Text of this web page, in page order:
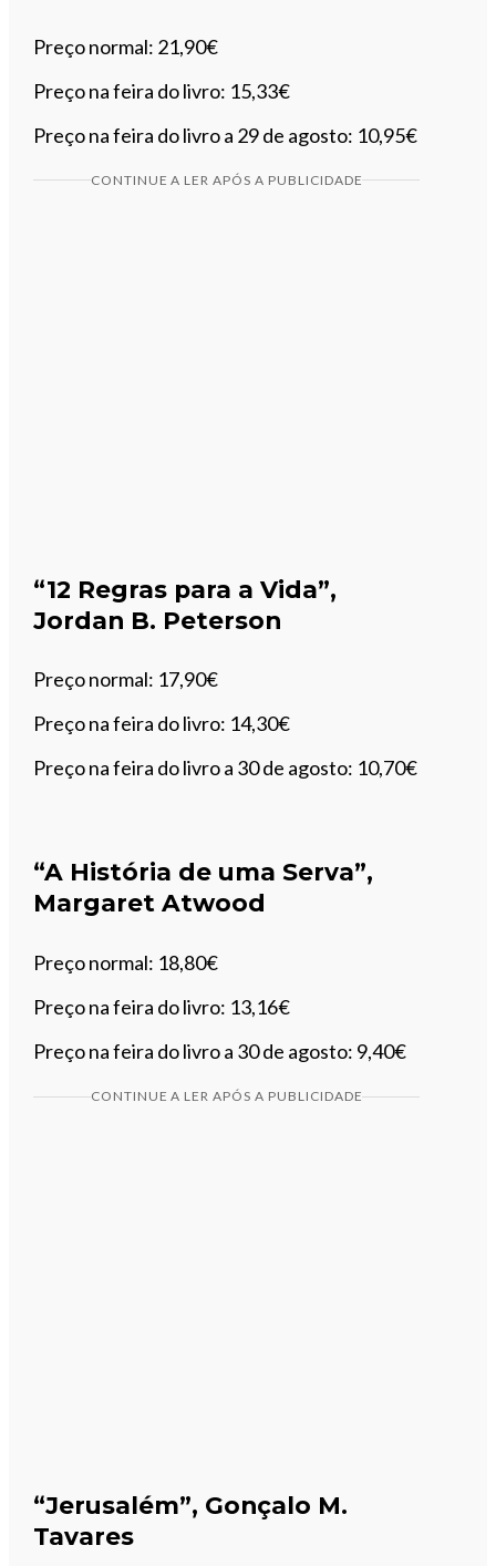
Preço normal: 21,90€
Preço na feira do livro: 15,33€
Preço na feira do livro a 29 de agosto: 10,95€
CONTINUE A LER APÓS A PUBLICIDADE
“12 Regras para a Vida”,
Jordan B. Peterson
Preço normal: 17,90€
Preço na feira do livro: 14,30€
Preço na feira do livro a 30 de agosto: 10,70€
“A História de uma Serva”,
Margaret Atwood
Preço normal: 18,80€
Preço na feira do livro: 13,16€
Preço na feira do livro a 30 de agosto: 9,40€
CONTINUE A LER APÓS A PUBLICIDADE
“Jerusalém”, Gonçalo M.
Tavares